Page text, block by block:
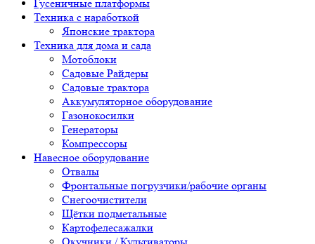
Гусеничные платформы
Техника с наработкой
Японские трактора
Техника для дома и сада
Мотоблоки
Садовые Райдеры
Садовые трактора
Аккумуляторное оборудование
Газонокосилки
Генераторы
Компрессоры
Навесное оборудование
Отвалы
Фронтальные погрузчики/рабочие органы
Снегоочистители
Щётки подметальные
Картофелесажалки